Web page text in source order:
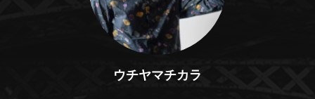
ウチヤマチカラ